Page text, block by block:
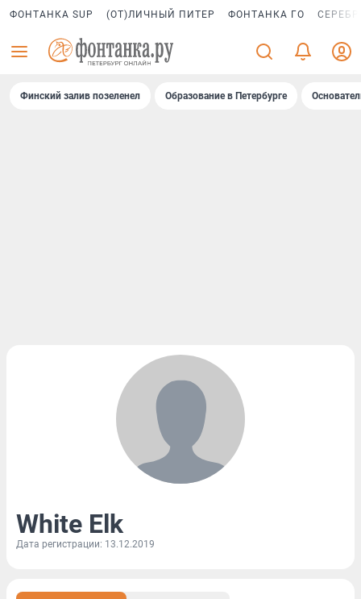
ФОНТАНКА SUP (ОТ)ЛИЧНЫЙ ПИТЕР ФОНТАНКА ГО
Финский залив позеленел Образование в Петербурге
White Elk
Дата регистрации: 13.12.2019